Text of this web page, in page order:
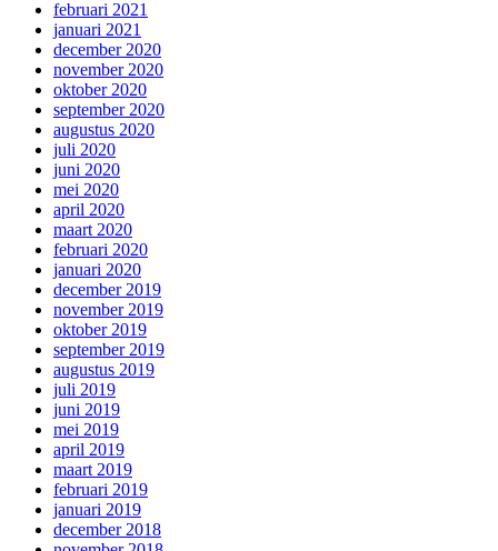
februari 2021
januari 2021
december 2020
november 2020
oktober 2020
september 2020
augustus 2020
juli 2020
juni 2020
mei 2020
april 2020
maart 2020
februari 2020
januari 2020
december 2019
november 2019
oktober 2019
september 2019
augustus 2019
juli 2019
juni 2019
mei 2019
april 2019
maart 2019
februari 2019
januari 2019
december 2018